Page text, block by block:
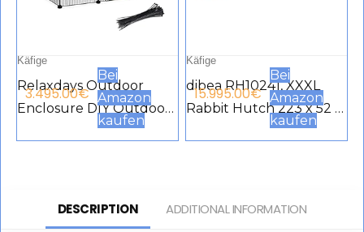
Käfige
Relaxdays Outdoor
Enclosure DIY Outdoor
Enclosure for Plug-In
3.495.00€
Bei
Amazon
kaufen
Käfige
dibea RH10241, XXXL
Rabbit Hutch 223 x 52 x
85 cm (W x D x H)
15.995.00€
Bei
Amazon
kaufen
DESCRIPTION ADDITIONAL INFORMATION